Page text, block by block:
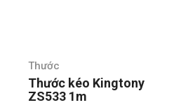
Thước
Thước kéo nền vàng cao
cấp Asaki AK-2665